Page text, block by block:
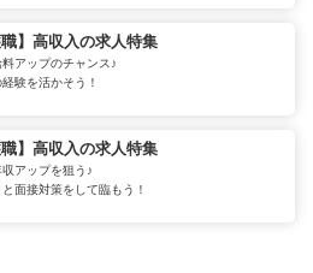
職】高収入の求人特集
アップのチャンス♪
験を活かそう！
職】高収入の求人特集
アップを狙う♪
と面接対策をして臨もう！